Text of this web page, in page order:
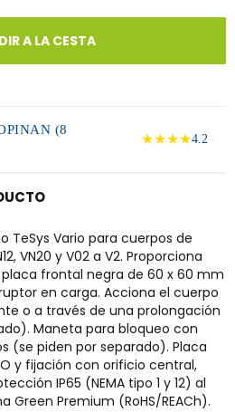
A LA CESTA
(8
★★★★4.2
Vario para cuerpos de
VN20 y V02 a V2. Proporciona
frontal negra de 60 x 60 mm
en carga. Acciona el cuerpo
o a través de una prolongación
Maneta para bloqueo con
(se piden por separado). Placa
y fijación con orificio central,
IP65 (NEMA tipo 1 y 12) al
Premium (RoHS/REACh).